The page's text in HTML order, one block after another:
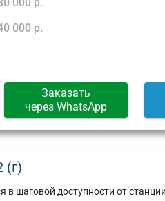
000 р.
Заказать
через WhatsApp
(г)
в шаговой доступности от